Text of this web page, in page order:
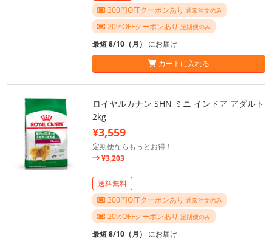
300円OFFクーポンあり 通常注文のみ
20%OFFクーポンあり 定期便のみ
最短 8/10（月） にお届け
カートに入れる
ロイヤルカナン SHN ミニ インドア アダルト
2kg
¥3,559
定期便ならもっとお得！
¥3,203
送料無料
300円OFFクーポンあり 通常注文のみ
20%OFFクーポンあり 定期便のみ
最短 8/10（月） にお届け